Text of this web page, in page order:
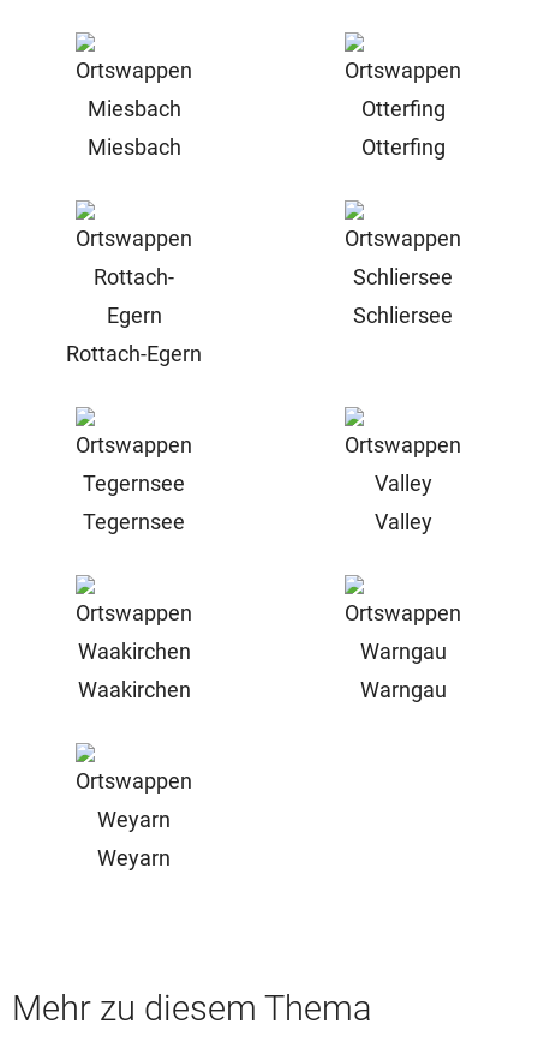
Miesbach Otterfing
Rottach-Egern
Schliersee
Tegernsee Valley
Waakirchen Warngau
Weyarn
Mehr zu diesem Thema